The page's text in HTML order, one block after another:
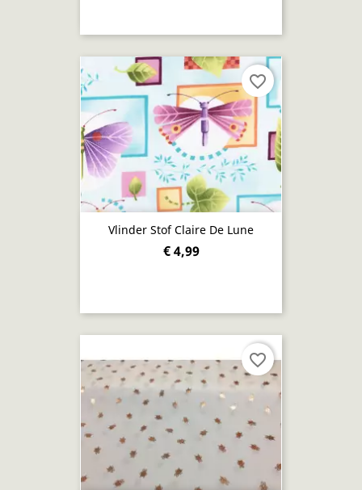
Vlinder Stof Claire De Lune
€ 4,99
favorite_border
favorite_border